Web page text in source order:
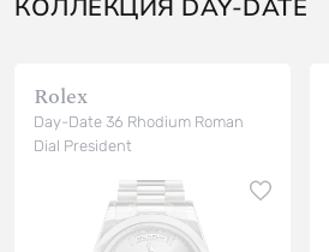
КОЛЛЕКЦИЯ DAY-DATE
Rolex
Day-Date 36 Rhodium Roman
Dial President